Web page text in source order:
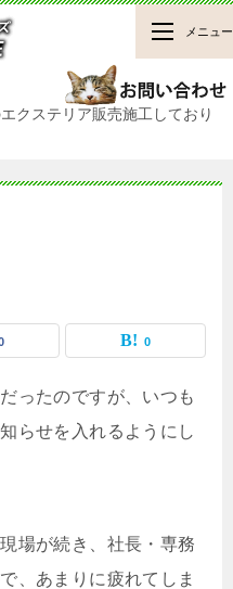
クステリア販売施工しており
メニュー
0
ったのですが、いつも
らせを入れるようにし
場が続き、社長・専務
、あまりに疲れてしま